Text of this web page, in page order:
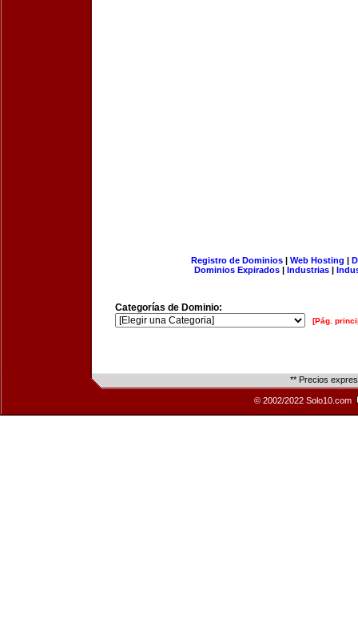
Registro de Dominios| Web Hosting |
Dominios Expirados | Industrias |
Categorías de Dominio:
[Pág.
** Precios
© 2002/2022 Solo10.com